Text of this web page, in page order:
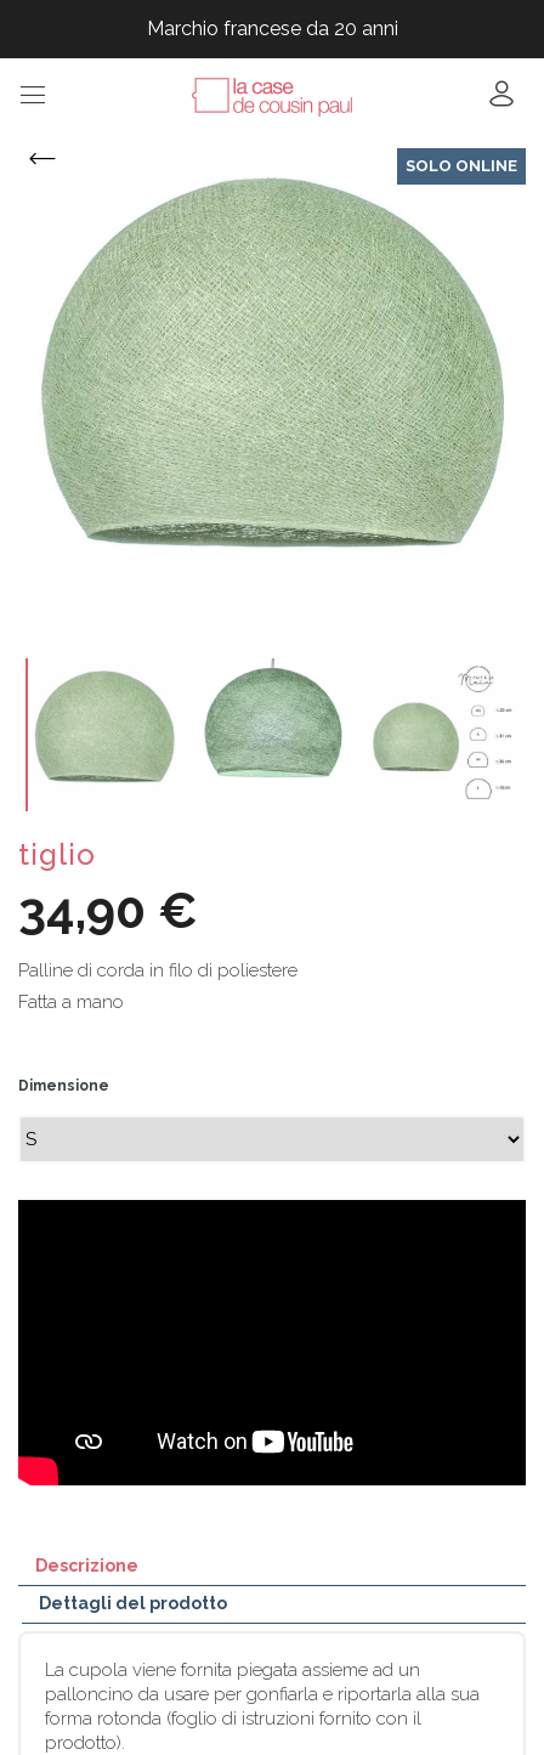
Marchio francese da 20 anni
Marchio francese da 20 anni
Marchio francese da 20 anni
SOLO ONLINE
tiglio
34,90 €
Palline di corda in filo di poliestere
Fatta a mano
Dimensione
Descrizione
Dettagli del prodotto
La cupola viene fornita piegata assieme ad un
palloncino da usare per gonfiarla e riportarla alla sua
forma rotonda (foglio di istruzioni fornito con il
prodotto).